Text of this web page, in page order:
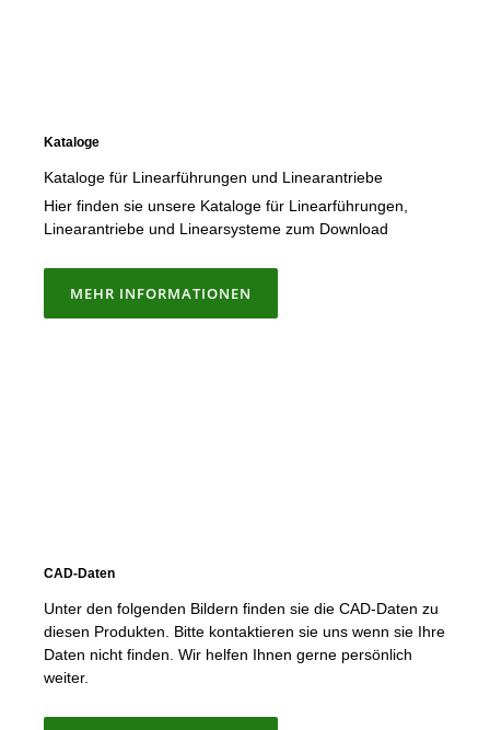
Kataloge
Kataloge für Linearführungen und Linearantriebe
Hier finden sie unsere Kataloge für Linearführungen,
Linearantriebe und Linearsysteme zum Download
MEHR INFORMATIONEN
CAD-Daten
Unter den folgenden Bildern finden sie die CAD-Daten zu
diesen Produkten. Bitte kontaktieren sie uns wenn sie Ihre
Daten nicht finden. Wir helfen Ihnen gerne persönlich
weiter.